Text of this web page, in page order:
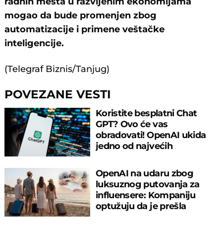
mogao da bude promenjen zbog
automatizacije i primene veštačke
inteligencije.
(Telegraf Biznis/Tanjug)
POVEZANE VESTI
Koristite besplatni Chat
GPT? Ovo će vas
obradovati! OpenAI ukida
jedno od najvećih
OpenAI na udaru zbog
luksuznog putovanja za
influensere: Kompaniju
optužuju da je prešla